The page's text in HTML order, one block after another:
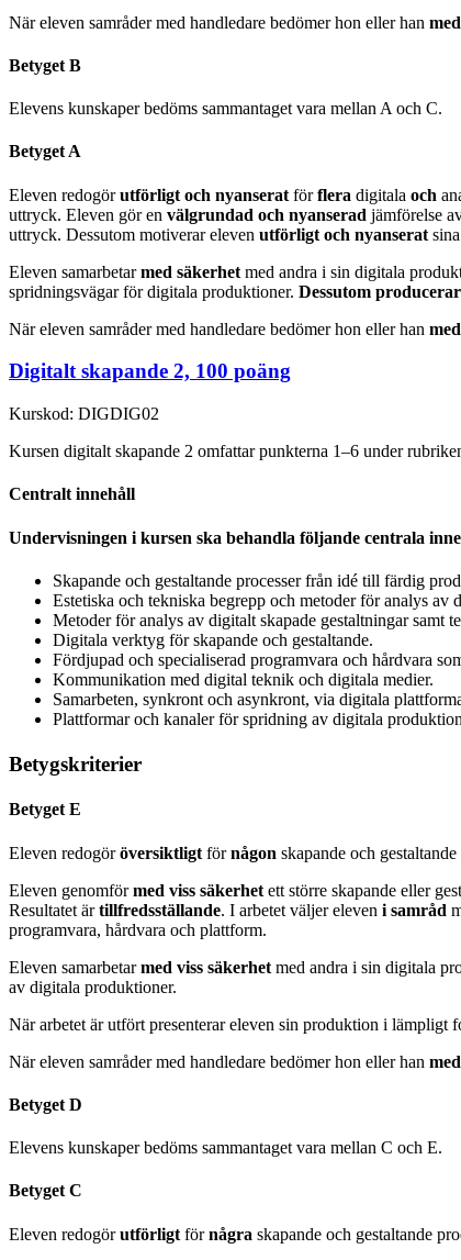
När eleven samråder med handledare bedömer hon eller han
Betyget B
Elevens kunskaper bedöms sammantaget vara mellan A och C.
Betyget A
Eleven redogörutförligt och nyanserat förflera digitala och
uttryck. Eleven gör en välgrundad och nyanserad jämförelse
uttryck. Dessutom motiverar eleven utförligt och nyanserat
Eleven samarbetarmed säkerhet med andra i sin digitala
spridningsvägar för digitala produktioner. Dessutom
När eleven samråder med handledare bedömer hon eller han
Digitalt skapande 2, 100 poäng
Kurskod: DIGDIG02
Kursen digitalt skapande 2 omfattar punkterna 1–6 under
Centralt innehåll
Undervisningen i kursen ska behandla följande centrala
Skapande och gestaltande processer från idé till färdig
Estetiska och tekniska begrepp och metoder för analys av
Metoder för analys av digitalt skapade gestaltningar samt
Digitala verktyg för skapande och gestaltande.
Fördjupad och specialiserad programvara och hårdvara
Kommunikation med digital teknik och digitala medier.
Samarbeten, synkront och asynkront, via digitala
Plattformar och kanaler för spridning av digitala
Betygskriterier
Betyget E
Eleven redogöröversiktligt förnågon skapande och
Eleven genomförmed viss säkerhet ett större skapande eller
Resultatet ärtillfredsställande. I arbetet väljer eleven i samråd
programvara, hårdvara och plattform.
Eleven samarbetarmed viss säkerhet med andra i sin digitala
av digitala produktioner.
När arbetet är utfört presenterar eleven sin produktion i lämpligt
När eleven samråder med handledare bedömer hon eller han
Betyget D
Elevens kunskaper bedöms sammantaget vara mellan C och E.
Betyget C
Eleven redogörutförligt förnågra skapande och gestaltande